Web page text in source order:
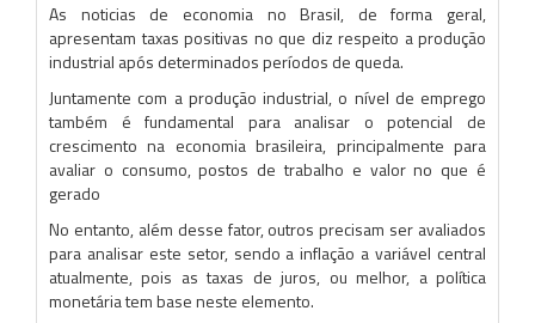
As noticias de economia no Brasil, de forma geral,
apresentam taxas positivas no que diz respeito a produção
industrial após determinados períodos de queda.
Juntamente com a produção industrial, o nível de emprego
também é fundamental para analisar o potencial de
crescimento na economia brasileira, principalmente para
avaliar o consumo, postos de trabalho e valor no que é
gerado
No entanto, além desse fator, outros precisam ser avaliados
para analisar este setor, sendo a inflação a variável central
atualmente, pois as taxas de juros, ou melhor, a política
monetária tem base neste elemento.